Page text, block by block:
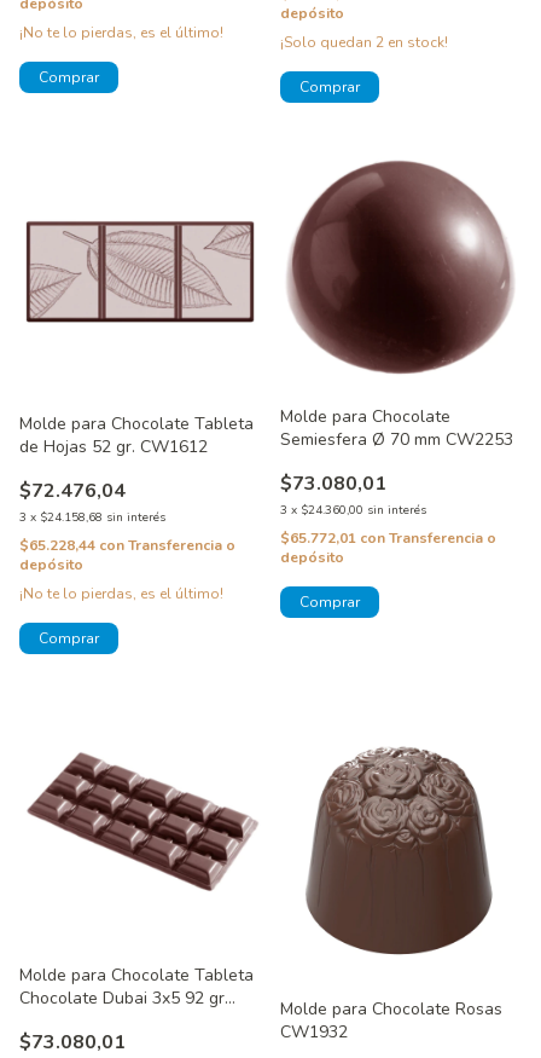
¡No te lo pierdas, es el último!
depósito
¡Solo quedan 2 en stock!
Molde para Chocolate Tableta
de Hojas 52 gr. CW1612
$72.476,04
3 x $24.158,68 sin interés
$65.228,44 conTransferencia o
depósito
¡No te lo pierdas, es el último!
Molde para Chocolate
Semiesfera Ø 70 mm CW2253
$73.080,01
3 x $24.360,00 sin interés
$65.772,01 conTransferencia o
depósito
Molde para Chocolate Tableta
Chocolate Dubai 3x5 92 gr
$73.080,01
Molde para Chocolate Rosas
CW1932